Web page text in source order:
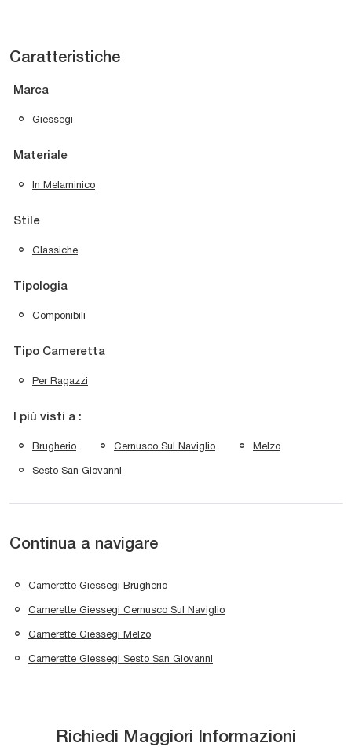
Caratteristiche
Marca
Giessegi
Materiale
In Melaminico
Stile
Classiche
Tipologia
Componibili
Tipo Cameretta
Per Ragazzi
I più visti a :
Brugherio Cernusco Sul Naviglio Melzo
Sesto San Giovanni
Continua a navigare
Camerette Giessegi Brugherio
Camerette Giessegi Cernusco Sul Naviglio
Camerette Giessegi Melzo
Camerette Giessegi Sesto San Giovanni
Richiedi Maggiori Informazioni